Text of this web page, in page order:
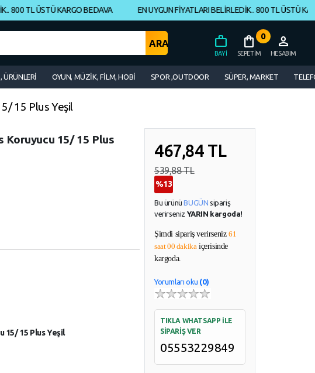
TL ÜSTÜ KARGO BEDAVA EN UYGUN FİYATLARI BELİRLEDİK.. 800 TL ÜSTÜ KARGO
work
BAYI
shopping_bag 0
SEPETIM
person
HESABIM
ÜRÜNLERİ OYUN, MÜZİK, FİLM, HOBİ SPOR ,OUTDOOR SÜPER, MARKET
15 Plus Yeşil
Koruyucu 15/ 15 Plus
15/ 15 Plus Yeşil
467,84TL
539,88 TL
%13
Bu ürünüBUGÜN sipariş
verirseniz YARIN kargoda!
Şimdi sipariş verirseniz 61
saat 00 dakika içerisinde
kargoda.
Yorumları oku (0)
TIKLA WHATSAPP İLE
SİPARİŞ VER
05553229849